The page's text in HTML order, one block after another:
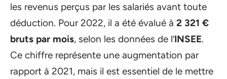
les revenus perçus par les salariés avant toute
déduction. Pour 2022, il a été évalué à 2 321 €
bruts par mois, selon les données de l’INSEE.
Ce chiffre représente une augmentation par
rapport à 2021, mais il est essentiel de le mettre